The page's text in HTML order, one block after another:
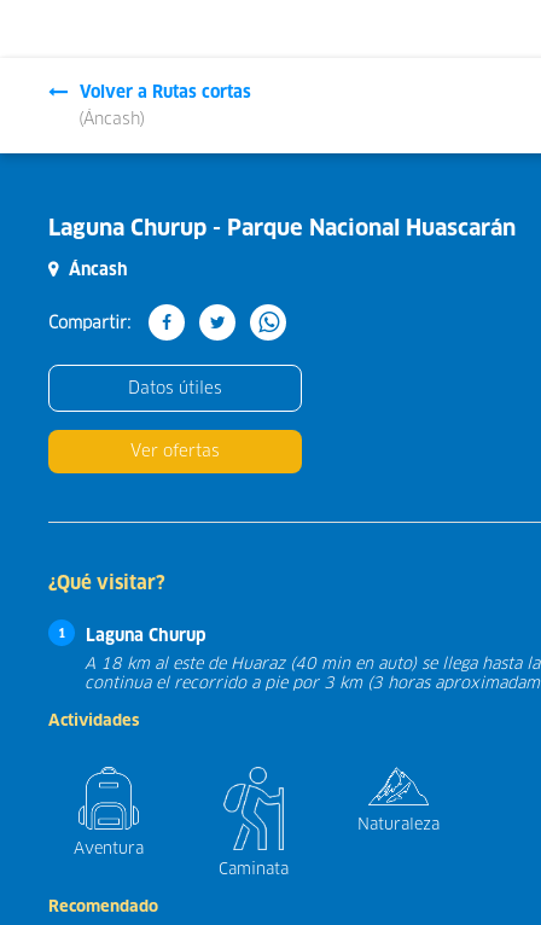
Volver a Rutas cortas
(Áncash)
Laguna Churup - Parque Nacional Huascarán
Áncash
Compartir:
Datos útiles
Ver ofertas
¿Qué visitar?
1
Laguna Churup
A 18 km al este de Huaraz (40 min en auto) se llega hasta
continua el recorrido a pie por 3 km (3 horas
Actividades
Aventura
Caminata
Naturaleza
Recomendado